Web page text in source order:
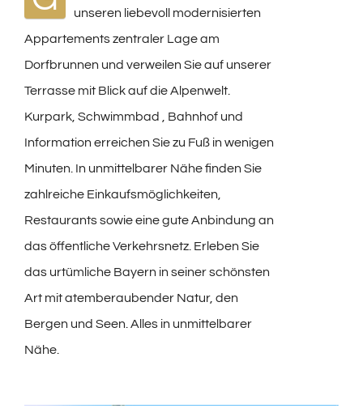
unseren liebevoll modernisierten
Appartements zentraler Lage am
Dorfbrunnen und verweilen Sie auf unserer
Terrasse mit Blick auf die Alpenwelt.
Kurpark, Schwimmbad , Bahnhof und
Information erreichen Sie zu Fuß in wenigen
Minuten. In unmittelbarer Nähe finden Sie
zahlreiche Einkaufsmöglichkeiten,
Restaurants sowie eine gute Anbindung an
das öffentliche Verkehrsnetz. Erleben Sie
das urtümliche Bayern in seiner schönsten
Art mit atemberaubender Natur, den
Bergen und Seen. Alles in unmittelbarer
Nähe.